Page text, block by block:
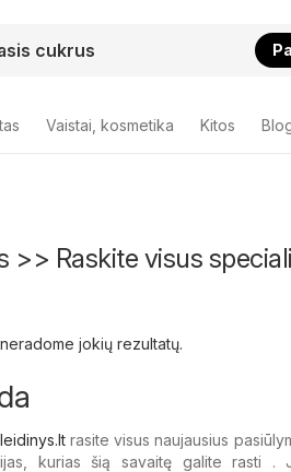
Vaistai, kosmetika Kitos
>> Raskite visus
jokių rezultatų.
rasite visus naujausius
kurias šią savaitę galite rasti .